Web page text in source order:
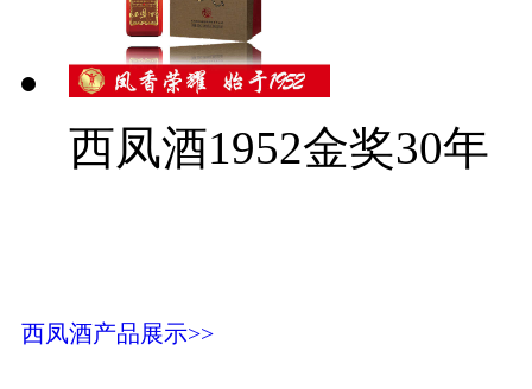
西凤酒1952金奖30年
西凤酒产品展示>>